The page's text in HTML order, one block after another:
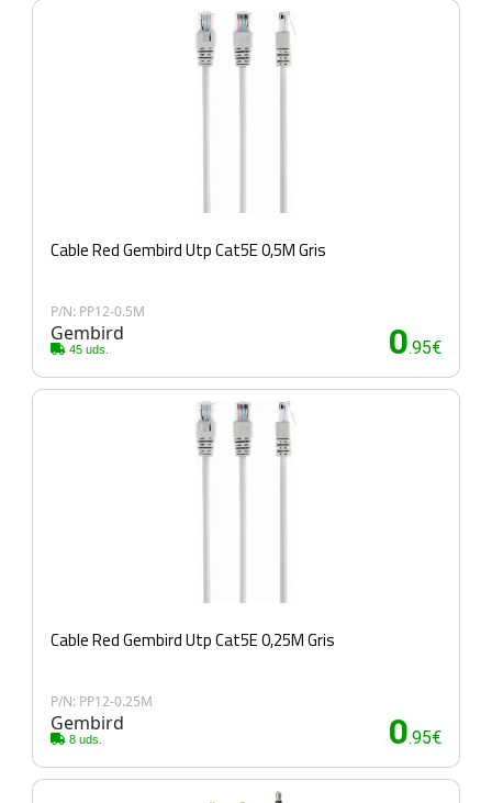
Cable Red Gembird Utp Cat5E 0,5M Gris
P/N: PP12-0.5M
Gembird
45 uds. 0.95€
Cable Red Gembird Utp Cat5E 0,25M Gris
P/N: PP12-0.25M
Gembird
8 uds. 0.95€